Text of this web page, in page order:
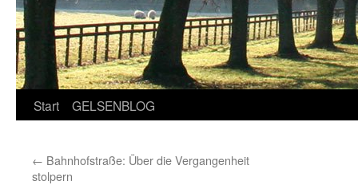
Start GELSENBLOG
← Bahnhofstraße: Über die Vergangenheit
stolpern